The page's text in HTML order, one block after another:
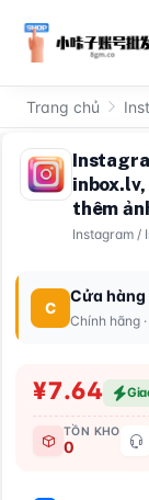
Trang chủ
thêm
Instagram /
C
Cửa
Chính hãng
¥7.64
TỒN KHO
0